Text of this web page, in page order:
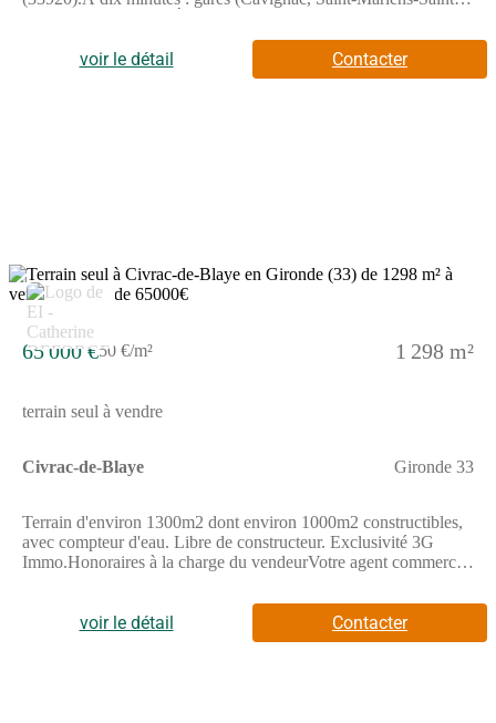
N10 à 6 km. Océan Atlantique à 1 heure . Bordeaux à 31 km.Il
est à vendre pour la somme de 56 000 €. Contactez notre agence
pour plus de renseignements sur le terrain ou sur les modalités de
voir le détail Contacter
2
65 000 €50 €/m² 1 298 m²
terrain seul à vendre
Civrac-de-Blaye Gironde 33
Terrain d'environ 1300m2 dont environ 1000m2 constructibles,
avec compteur d'eau. Libre de constructeur. Exclusivité 3G
Immo.Honoraires à la charge du vendeurVotre agent commercial
RSAC de LIBOURNE n° 478 266 349 Selon l'article L.561.5
du Code Monétaire et Financier, pour l'organisation de la visite,
la présentation d'une pièce d'identité vous sera demandée.Les
voir le détail Contacter